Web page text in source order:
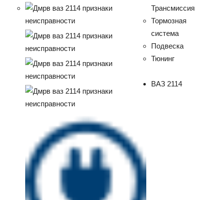
Трансмиссия
Тормозная
система
Подвеска
Тюнинг
ВАЗ 2114